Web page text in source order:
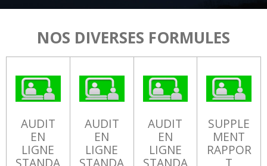
NOS DIVERSES FORMULES
AUDIT
EN
LIGNE
STANDA
AUDIT
EN
LIGNE
STANDA
AUDIT
EN
LIGNE
STANDA
SUPPLE
MENT
RAPPOR
T